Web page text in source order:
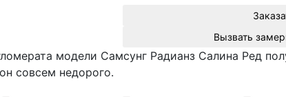
модели Самсунг Радианз Салина Ред
совсем недорого.